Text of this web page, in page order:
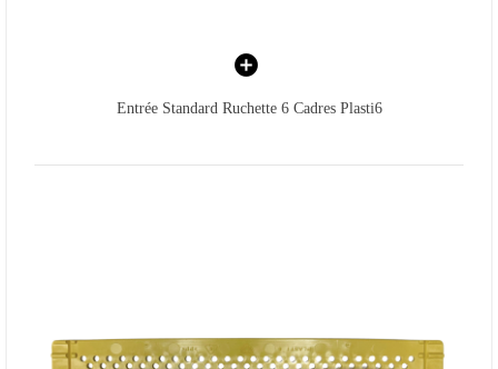
Entrée Standard Ruchette 6 Cadres Plasti6